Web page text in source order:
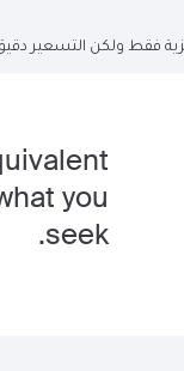
فقط ولكن التسعير
you
seek.